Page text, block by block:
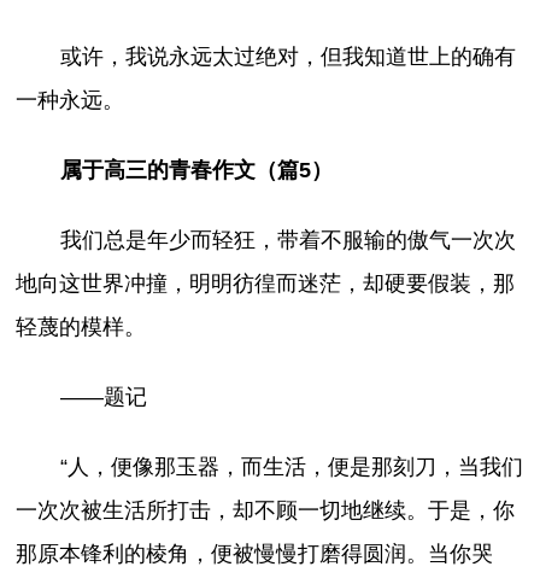
或许，我说永远太过绝对，但我知道世上的确有
一种永远。
属于高三的青春作文（篇5）
我们总是年少而轻狂，带着不服输的傲气一次次
地向这世界冲撞，明明彷徨而迷茫，却硬要假装，那
轻蔑的模样。
——题记
“人，便像那玉器，而生活，便是那刻刀，当我们
一次次被生活所打击，却不顾一切地继续。于是，你
那原本锋利的棱角，便被慢慢打磨得圆润。当你哭